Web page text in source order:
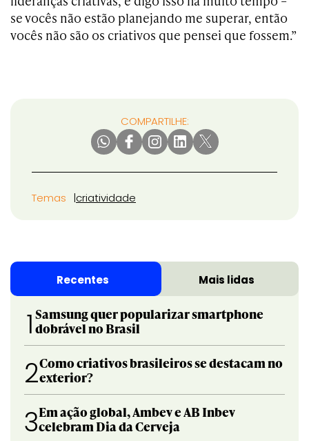
se vocês não estão planejando me superar, então
vocês não são os criativos que pensei que fossem.”
COMPARTILHE:
Temas criatividade
Recentes Mais lidas
1 Samsung quer popularizar smartphone
dobrável no Brasil
2Como criativos brasileiros se destacam no
exterior?
3Em ação global, Ambev e AB Inbev
celebram Dia da Cerveja